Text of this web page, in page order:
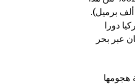
العدد من دولتين ذات أغلبية مسلمة، وهما كازاخستان (93 ألف برميل) وأذربيجان (45 ألف برميل).
دورا
عبر بحر
هجومها